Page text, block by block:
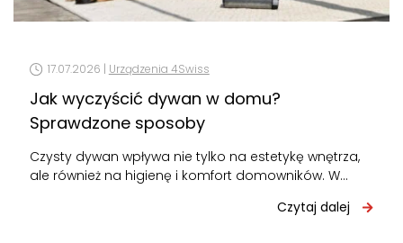
17.07.2026 | Urządzenia 4Swiss
Jak wyczyścić dywan w domu?
Sprawdzone sposoby
Czysty dywan wpływa nie tylko na estetykę wnętrza,
ale również na higienę i komfort domowników. W
Czytaj dalej